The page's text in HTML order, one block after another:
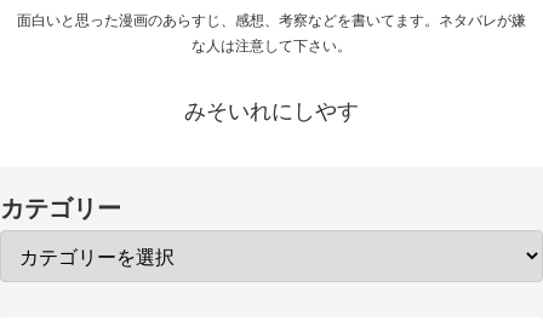
面白いと思った漫画のあらすじ、感想、考察などを書いてます。ネタバレが嫌
な人は注意して下さい。
みそいれにしやす
カテゴリー